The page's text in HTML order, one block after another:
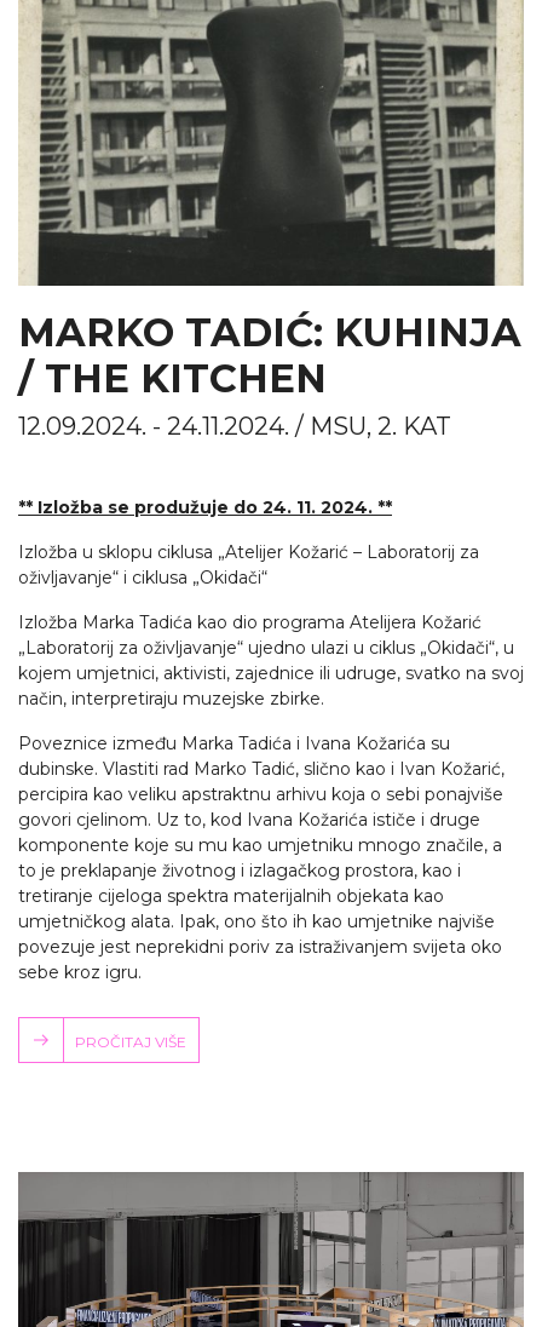
MARKO TADIĆ: KUHINJA
/ THE KITCHEN
12.09.2024. - 24.11.2024. / MSU, 2. KAT
** Izložba se produžuje do 24. 11. 2024. **
Izložba u sklopu ciklusa „Atelijer Kožarić – Laboratorij za
oživljavanje“ i ciklusa „Okidači“
Izložba Marka Tadića kao dio programa Atelijera Kožarić
„Laboratorij za oživljavanje“ ujedno ulazi u ciklus „Okidači“, u
kojem umjetnici, aktivisti, zajednice ili udruge, svatko na svoj
način, interpretiraju muzejske zbirke.
Poveznice između Marka Tadića i Ivana Kožarića su
dubinske. Vlastiti rad Marko Tadić, slično kao i Ivan Kožarić,
percipira kao veliku apstraktnu arhivu koja o sebi ponajviše
govori cjelinom. Uz to, kod Ivana Kožarića ističe i druge
komponente koje su mu kao umjetniku mnogo značile, a
to je preklapanje životnog i izlagačkog prostora, kao i
tretiranje cijeloga spektra materijalnih objekata kao
umjetničkog alata. Ipak, ono što ih kao umjetnike najviše
povezuje jest neprekidni poriv za istraživanjem svijeta oko
sebe kroz igru.
PROČITAJ VIŠE